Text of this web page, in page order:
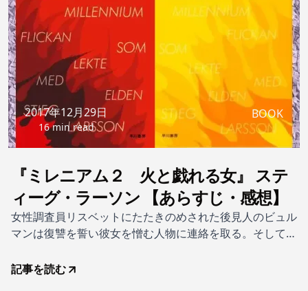
2017年12月29日
16 min read
BOOK
『ミレニアム２ 火と戯れる女』 ステ
ィーグ・ラーソン 【あらすじ・感想】
女性調査員リスベットにたたきのめされた後見人のビュル
マンは復讐を誓い彼女を憎む人物に連絡を取る。そして彼
ーナリストのダグと恋人ミアが進める人身売買と強制売春
記事を読む